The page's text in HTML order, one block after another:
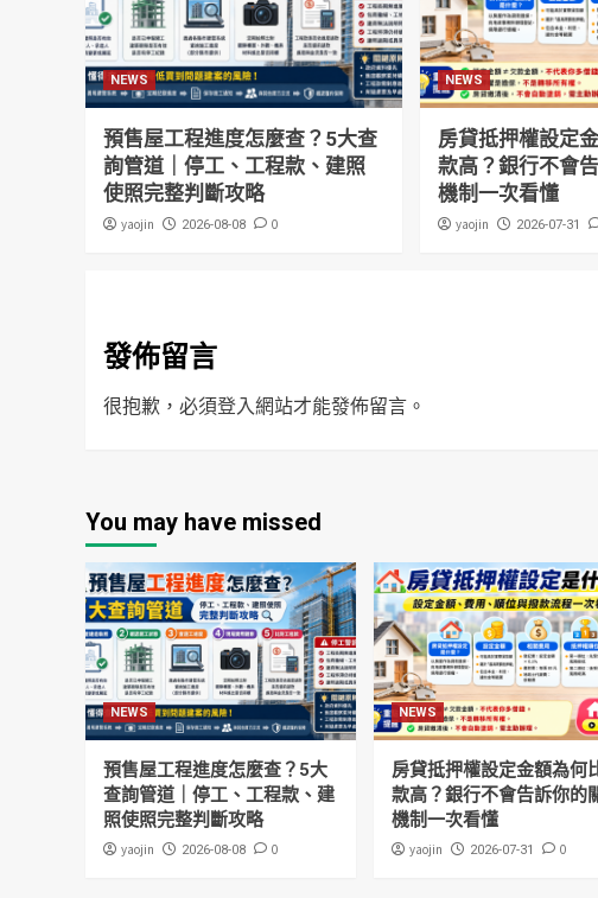
NEWS
預售屋工程進度怎麼查？5大查
詢管道｜停工、工程款、建照
使照完整判斷攻略
yaojin 2026-08-08 0
NEWS
房貸抵押權設定
款高？銀行不會
機制一次看懂
yaojin 2026-07-31
發佈留言
很抱歉，必須登入網站才能發佈留言。
You may have missed
NEWS
預售屋工程進度怎麼查？5大
查詢管道｜停工、工程款、建
照使照完整判斷攻略
yaojin 2026-08-08 0
NEWS
房貸抵押權設定金額為何
款高？銀行不會告訴你的
機制一次看懂
yaojin 2026-07-31 0